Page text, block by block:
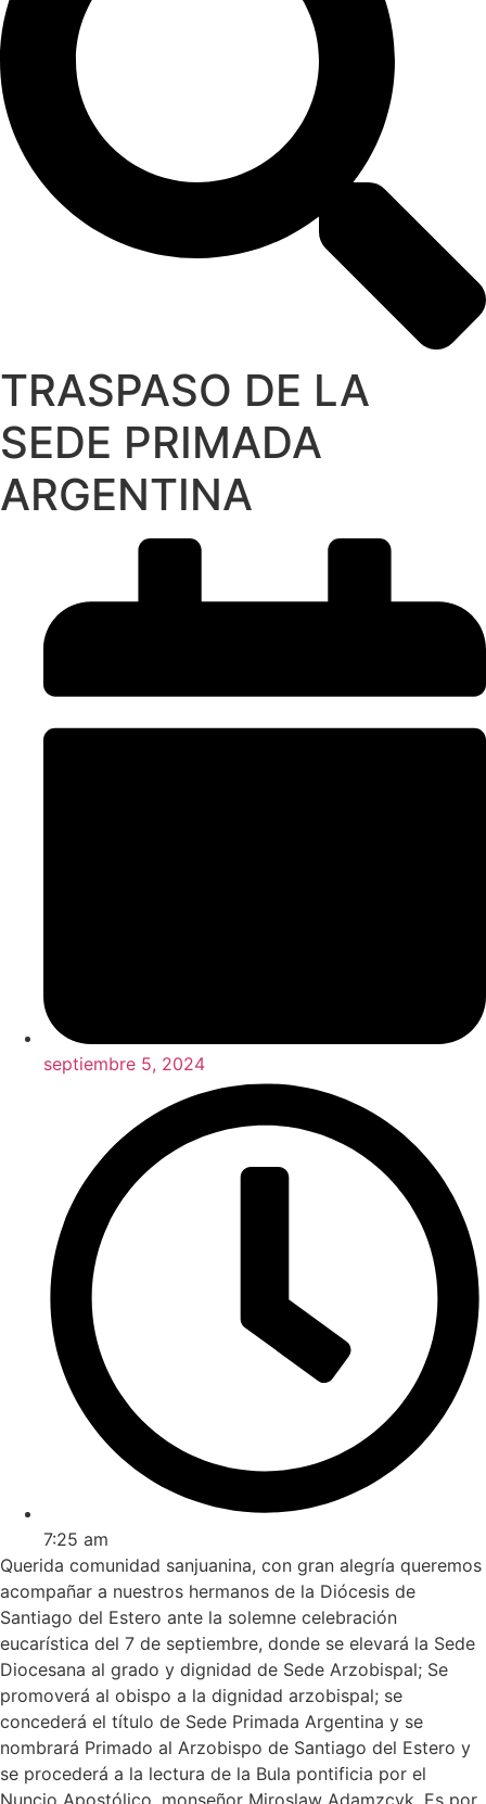
TRASPASO DE LA
SEDE PRIMADA
ARGENTINA
septiembre 5, 2024
7:25 am
Querida comunidad sanjuanina, con gran alegría queremos
acompañar a nuestros hermanos de la Diócesis de
Santiago del Estero ante la solemne celebración
eucarística del 7 de septiembre, donde se elevará la Sede
Diocesana al grado y dignidad de Sede Arzobispal; Se
promoverá al obispo a la dignidad arzobispal; se
concederá el título de Sede Primada Argentina y se
nombrará Primado al Arzobispo de Santiago del Estero y
se procederá a la lectura de la Bula pontificia por el